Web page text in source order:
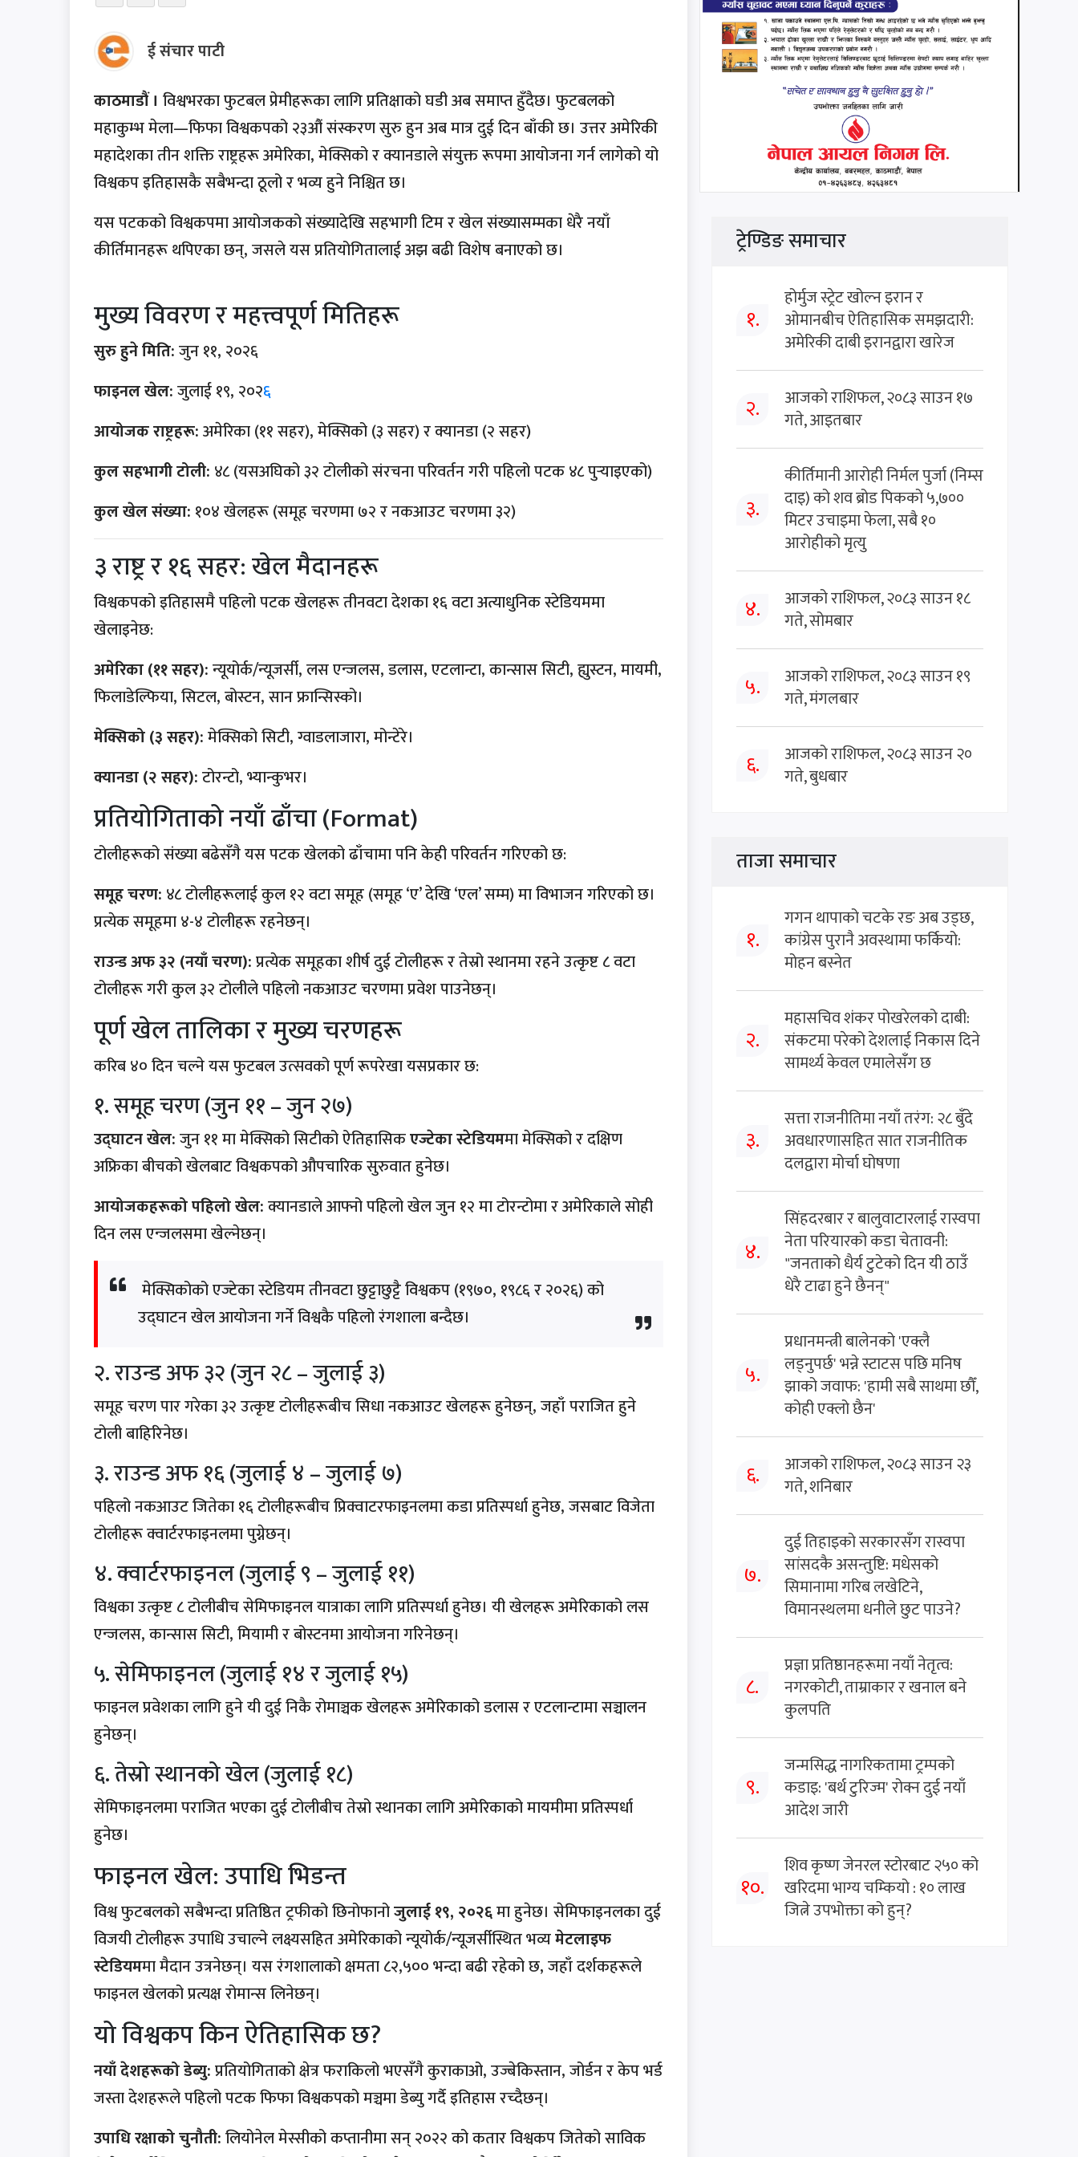
ई संचार पाटी
काठमाडौं । विश्वभरका फुटबल प्रेमीहरूका लागि प्रतिक्षाको घडी अब समाप्त हुँदैछ। फुटबलको
महाकुम्भ मेला—फिफा विश्वकपको २३औं संस्करण सुरु हुन अब मात्र दुई दिन बाँकी छ। उत्तर अमेरिकी
महादेशका तीन शक्ति राष्ट्रहरू अमेरिका, मेक्सिको र क्यानडाले संयुक्त रूपमा आयोजना गर्न लागेको यो
विश्वकप इतिहासकै सबैभन्दा ठूलो र भव्य हुने निश्चित छ।
यस पटकको विश्वकपमा आयोजकको संख्यादेखि सहभागी टिम र खेल संख्यासम्मका धेरै नयाँ
कीर्तिमानहरू थपिएका छन्, जसले यस प्रतियोगितालाई अझ बढी विशेष बनाएको छ।
मुख्य विवरण र महत्त्वपूर्ण मितिहरू
सुरु हुने मिति:जुन ११, २०२६
फाइनल खेल:जुलाई १९, २०२६
आयोजक राष्ट्रहरू:अमेरिका (११ सहर), मेक्सिको (३ सहर) र क्यानडा (२ सहर)
कुल सहभागी टोली: ४८ (यसअघिको ३२ टोलीको संरचना परिवर्तन गरी पहिलो पटक ४८ पुर्‍याइएको)
कुल खेल संख्या: १०४ खेलहरू (समूह चरणमा ७२ र नकआउट चरणमा ३२)
३ राष्ट्र र १६ सहर: खेल मैदानहरू
विश्वकपको इतिहासमै पहिलो पटक खेलहरू तीनवटा देशका १६ वटा अत्याधुनिक स्टेडियममा
खेलाइनेछ:
अमेरिका (११ सहर):न्यूयोर्क/न्यूजर्सी, लस एन्जलस, डलास, एटलान्टा, कान्सास सिटी, ह्युस्टन, मायमी,
फिलाडेल्फिया, सिटल, बोस्टन, सान फ्रान्सिस्को।
मेक्सिको (३ सहर):मेक्सिको सिटी, ग्वाडलाजारा, मोन्टेरे।
क्यानडा (२ सहर):टोरन्टो, भ्यान्कुभर।
प्रतियोगिताको नयाँ ढाँचा (Format)
टोलीहरूको संख्या बढेसँगै यस पटक खेलको ढाँचामा पनि केही परिवर्तन गरिएको छ:
समूह चरण: ४८ टोलीहरूलाई कुल १२ वटा समूह (समूह ‘ए’ देखि ‘एल’ सम्म) मा विभाजन गरिएको छ।
प्रत्येक समूहमा ४-४ टोलीहरू रहनेछन्।
राउन्ड अफ ३२ (नयाँ चरण):प्रत्येक समूहका शीर्ष दुई टोलीहरू र तेस्रो स्थानमा रहने उत्कृष्ट ८ वटा
टोलीहरू गरी कुल ३२ टोलीले पहिलो नकआउट चरणमा प्रवेश पाउनेछन्।
पूर्ण खेल तालिका र मुख्य चरणहरू
करिब ४० दिन चल्ने यस फुटबल उत्सवको पूर्ण रूपरेखा यसप्रकार छ:
१. समूह चरण (जुन ११ – जुन २७)
उद्घाटन खेल:जुन ११ मा मेक्सिको सिटीको ऐतिहासिकएज्टेका स्टेडियममा मेक्सिको र दक्षिण
अफ्रिका बीचको खेलबाट विश्वकपको औपचारिक सुरुवात हुनेछ।
आयोजकहरूको पहिलो खेल:क्यानडाले आफ्नो पहिलो खेल जुन १२ मा टोरन्टोमा र अमेरिकाले सोही
दिन लस एन्जलसमा खेल्नेछन्।
मेक्सिकोको एज्टेका स्टेडियम तीनवटा छुट्टाछुट्टै विश्वकप (१९७०, १९८६ र २०२६) को
उद्घाटन खेल आयोजना गर्ने विश्वकै पहिलो रंगशाला बन्दैछ।
२. राउन्ड अफ ३२ (जुन २८ – जुलाई ३)
समूह चरण पार गरेका ३२ उत्कृष्ट टोलीहरूबीच सिधा नकआउट खेलहरू हुनेछन्, जहाँ पराजित हुने
टोली बाहिरिनेछ।
३. राउन्ड अफ १६ (जुलाई ४ – जुलाई ७)
पहिलो नकआउट जितेका १६ टोलीहरूबीच प्रिक्वाटरफाइनलमा कडा प्रतिस्पर्धा हुनेछ, जसबाट विजेता
टोलीहरू क्वार्टरफाइनलमा पुग्नेछन्।
४. क्वार्टरफाइनल (जुलाई ९ – जुलाई ११)
विश्वका उत्कृष्ट ८ टोलीबीच सेमिफाइनल यात्राका लागि प्रतिस्पर्धा हुनेछ। यी खेलहरू अमेरिकाको लस
एन्जलस, कान्सास सिटी, मियामी र बोस्टनमा आयोजना गरिनेछन्।
५. सेमिफाइनल (जुलाई १४ र जुलाई १५)
फाइनल प्रवेशका लागि हुने यी दुई निकै रोमाञ्चक खेलहरू अमेरिकाको डलास र एटलान्टामा सञ्चालन
हुनेछन्।
६. तेस्रो स्थानको खेल (जुलाई १८)
सेमिफाइनलमा पराजित भएका दुई टोलीबीच तेस्रो स्थानका लागि अमेरिकाको मायमीमा प्रतिस्पर्धा
हुनेछ।
फाइनल खेल: उपाधि भिडन्त
विश्व फुटबलको सबैभन्दा प्रतिष्ठित ट्रफीको छिनोफानोजुलाई १९, २०२६मा हुनेछ। सेमिफाइनलका दुई
विजयी टोलीहरू उपाधि उचाल्ने लक्ष्यसहित अमेरिकाको न्यूयोर्क/न्यूजर्सीस्थित भव्यमेटलाइफ
स्टेडियममा मैदान उत्रनेछन्। यस रंगशालाको क्षमता ८२,५०० भन्दा बढी रहेको छ, जहाँ दर्शकहरूले
फाइनल खेलको प्रत्यक्ष रोमान्स लिनेछन्।
यो विश्वकप किन ऐतिहासिक छ?
नयाँ देशहरूको डेब्यु:प्रतियोगिताको क्षेत्र फराकिलो भएसँगै कुराकाओ, उज्बेकिस्तान, जोर्डन र केप भर्ड
जस्ता देशहरूले पहिलो पटक फिफा विश्वकपको मञ्चमा डेब्यु गर्दै इतिहास रच्दैछन्।
उपाधि रक्षाको चुनौती:लियोनेल मेस्सीको कप्तानीमा सन् २०२२ को कतार विश्वकप जितेको साविक
ट्रेण्डिङ समाचार
१.
होर्मुज स्ट्रेट खोल्न इरान र
ओमानबीच ऐतिहासिक समझदारी:
अमेरिकी दाबी इरानद्वारा खारेज
२.
आजको राशिफल, २०८३ साउन १७
गते, आइतबार
३.
कीर्तिमानी आरोही निर्मल पुर्जा (निम्स
दाइ) को शव ब्रोड पिकको ५,७००
मिटर उचाइमा फेला, सबै १०
आरोहीको मृत्यु
४.
आजको राशिफल, २०८३ साउन १८
गते, सोमबार
५.
आजको राशिफल, २०८३ साउन १९
गते, मंगलबार
६.
आजको राशिफल, २०८३ साउन २०
गते, बुधबार
ताजा समाचार
१.
गगन थापाको चटके रङ अब उड्छ,
कांग्रेस पुरानै अवस्थामा फर्कियो:
मोहन बस्नेत
२.
महासचिव शंकर पोखरेलको दाबी:
संकटमा परेको देशलाई निकास दिने
सामर्थ्य केवल एमालेसँग छ
३.
सत्ता राजनीतिमा नयाँ तरंग: २८ बुँदे
अवधारणासहित सात राजनीतिक
दलद्वारा मोर्चा घोषणा
४.
सिंहदरबार र बालुवाटारलाई रास्वपा
नेता परियारको कडा चेतावनी:
"जनताको धैर्य टुटेको दिन यी ठाउँ
धेरै टाढा हुने छैनन्"
५.
प्रधानमन्त्री बालेनको 'एक्लै
लड्नुपर्छ' भन्ने स्टाटस पछि मनिष
झाको जवाफ: 'हामी सबै साथमा छौँ,
कोही एक्लो छैन'
६.
आजको राशिफल, २०८३ साउन २३
गते, शनिबार
७.
दुई तिहाइको सरकारसँग रास्वपा
सांसदकै असन्तुष्टि: मधेसको
सिमानामा गरिब लखेटिने,
विमानस्थलमा धनीले छुट पाउने?
८.
प्रज्ञा प्रतिष्ठानहरूमा नयाँ नेतृत्व:
नगरकोटी, ताम्राकार र खनाल बने
कुलपति
९.
जन्मसिद्ध नागरिकतामा ट्रम्पको
कडाइ: 'बर्थ टुरिज्म' रोक्न दुई नयाँ
आदेश जारी
१०.
शिव कृष्ण जेनरल स्टोरबाट २५० को
खरिदमा भाग्य चम्कियो : १० लाख
जित्ने उपभोक्ता को हुन्?